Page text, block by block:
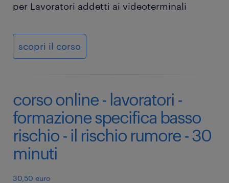
per Lavoratori addetti ai videoterminali
scopri il corso
corso online - lavoratori -
formazione specifica basso
rischio - il rischio rumore - 30
minuti
30,50 euro